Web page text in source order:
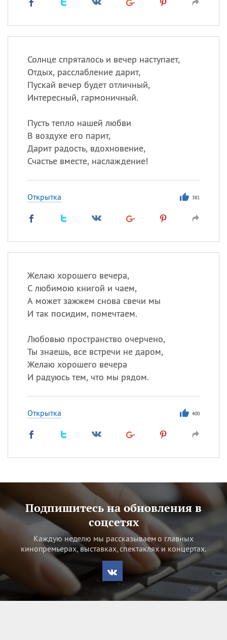
Солнце спряталось и вечер наступает,
Отдых, расслабление дарит,
Пускай вечер будет отличный,
Интересный, гармоничный.
Пусть тепло нашей любви
В воздухе его парит,
Дарит радость, вдохновение,
Счастье вместе, наслаждение!
Открытка 381
Желаю хорошего вечера,
С любимою книгой и чаем,
А может зажжем снова свечи мы
И так посидим, помечтаем.
Любовью пространство очерчено,
Ты знаешь, все встречи не даром,
Желаю хорошего вечера
И радуюсь тем, что мы рядом.
Открытка 400
Подпишитесь на обновления в
соцсетях
Каждую неделю мы рассказываем о главных
кинопремьерах, выставках, спектаклях и концертах.